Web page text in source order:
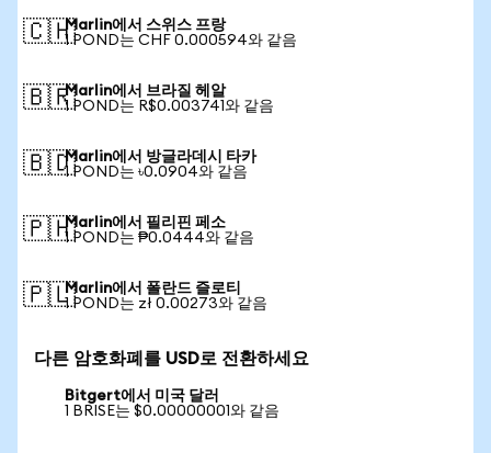
🇨🇭Marlin에서 스위스 프랑
1 POND는 CHF 0.000594와 같음
🇧🇷Marlin에서 브라질 헤알
1 POND는 R$0.003741와 같음
🇧🇩Marlin에서 방글라데시 타카
1 POND는 ৳0.0904와 같음
🇵🇭Marlin에서 필리핀 페소
1 POND는 ₱0.0444와 같음
🇵🇱Marlin에서 폴란드 즐로티
1 POND는 zł 0.00273와 같음
다른 암호화폐를 USD로 전환하세요
Bitgert에서 미국 달러
1 BRISE는 $0.00000001와 같음